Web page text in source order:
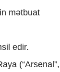
mətbuat
edir.
(“Arsenal”,